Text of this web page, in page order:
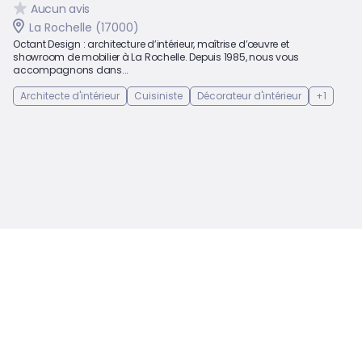
Aucun avis
La Rochelle (17000)
Octant Design : architecture d’intérieur, maîtrise d’œuvre et
showroom de mobilier à La Rochelle. Depuis 1985, nous vous
accompagnons dans...
Architecte d'intérieur
Cuisiniste Décorateur d'intérieur +1